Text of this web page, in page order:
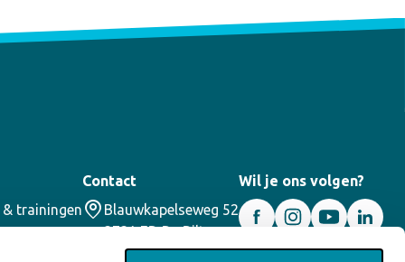
trainingen
Contact
Blauwkapelseweg 52
3731 ED De Bilt
030 – 2200355
Wil je ons volgen?